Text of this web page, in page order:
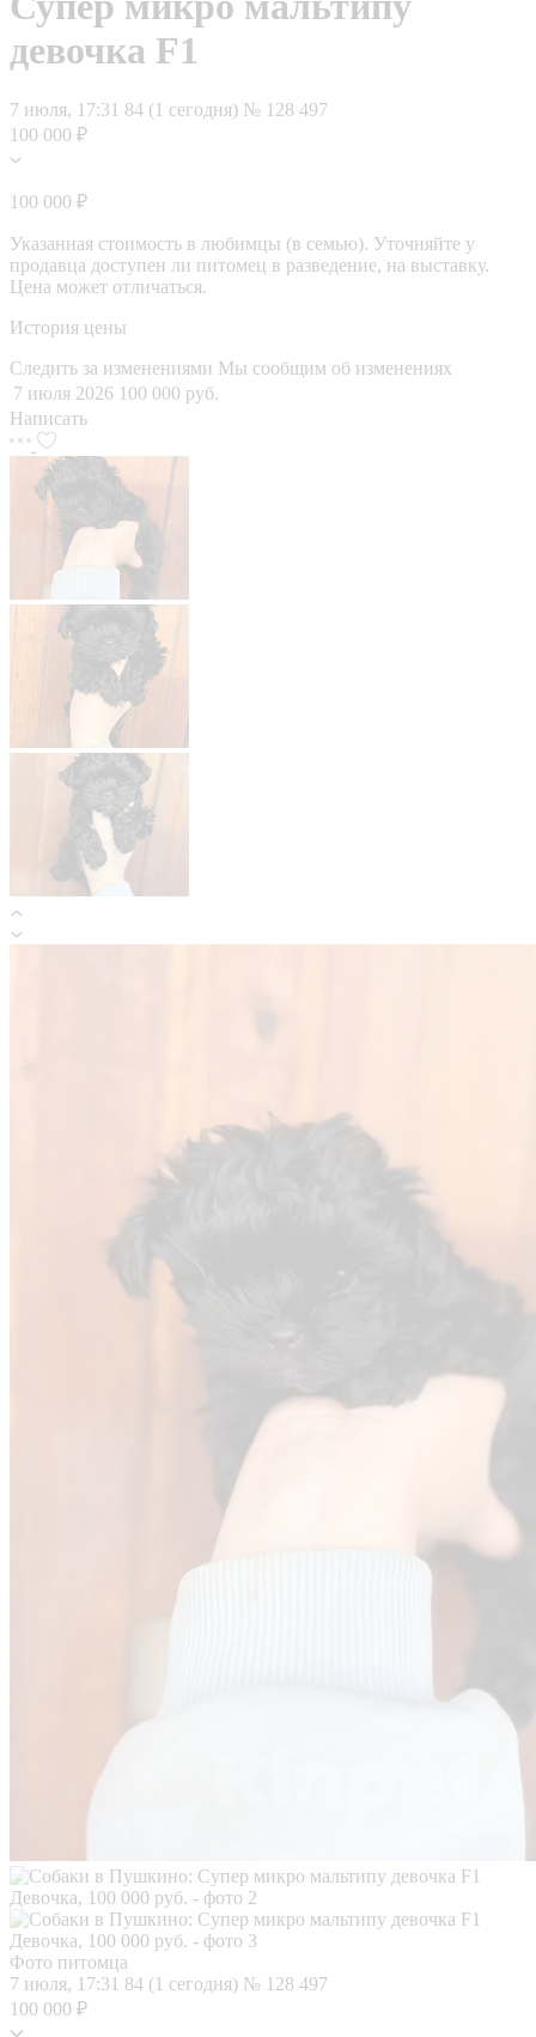
девочка F1
7 июля, 17:31 84 (1 сегодня) № 128 497
100 000 ₽
100 000 ₽
Указанная стоимость в любимцы (в семью). Уточняйте у
продавца доступен ли питомец в разведение, на выставку.
Цена может отличаться.
История цены
Следить за изменениями Мы сообщим об изменениях
7 июля 2026 100 000 руб.
Написать
Фото питомца
7 июля, 17:31 84 (1 сегодня) № 128 497
100 000 ₽